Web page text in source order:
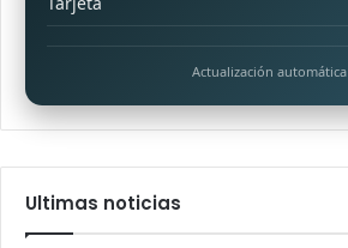
Actualización automática
Ultimas noticias